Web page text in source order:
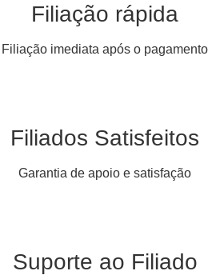
Filiação rápida
Filiação imediata após o pagamento
Filiados Satisfeitos
Garantia de apoio e satisfação
Suporte ao Filiado